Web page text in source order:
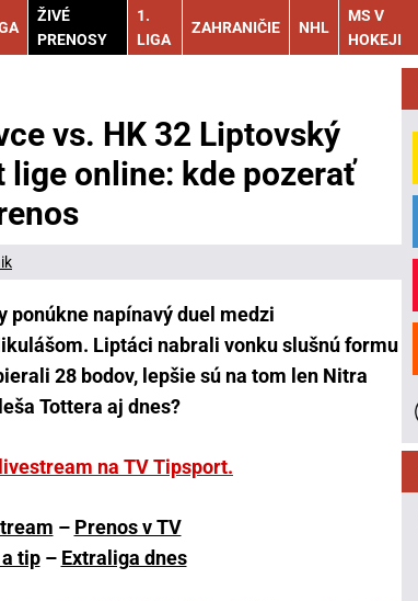
ŽIVÉ
PRENOSY
1.
LIGA
ZAHRANIČIE NHL
MS V
HOKEJI
vs. HK 32 Liptovský
online: kde pozerať
napínavý duel medzi
Liptáci nabrali vonku slušnú formu
28 bodov, lepšie sú na tom len Nitra
Tottera aj dnes?
na TV Tipsport.
– Prenos v TV
tip– Extraliga dnes